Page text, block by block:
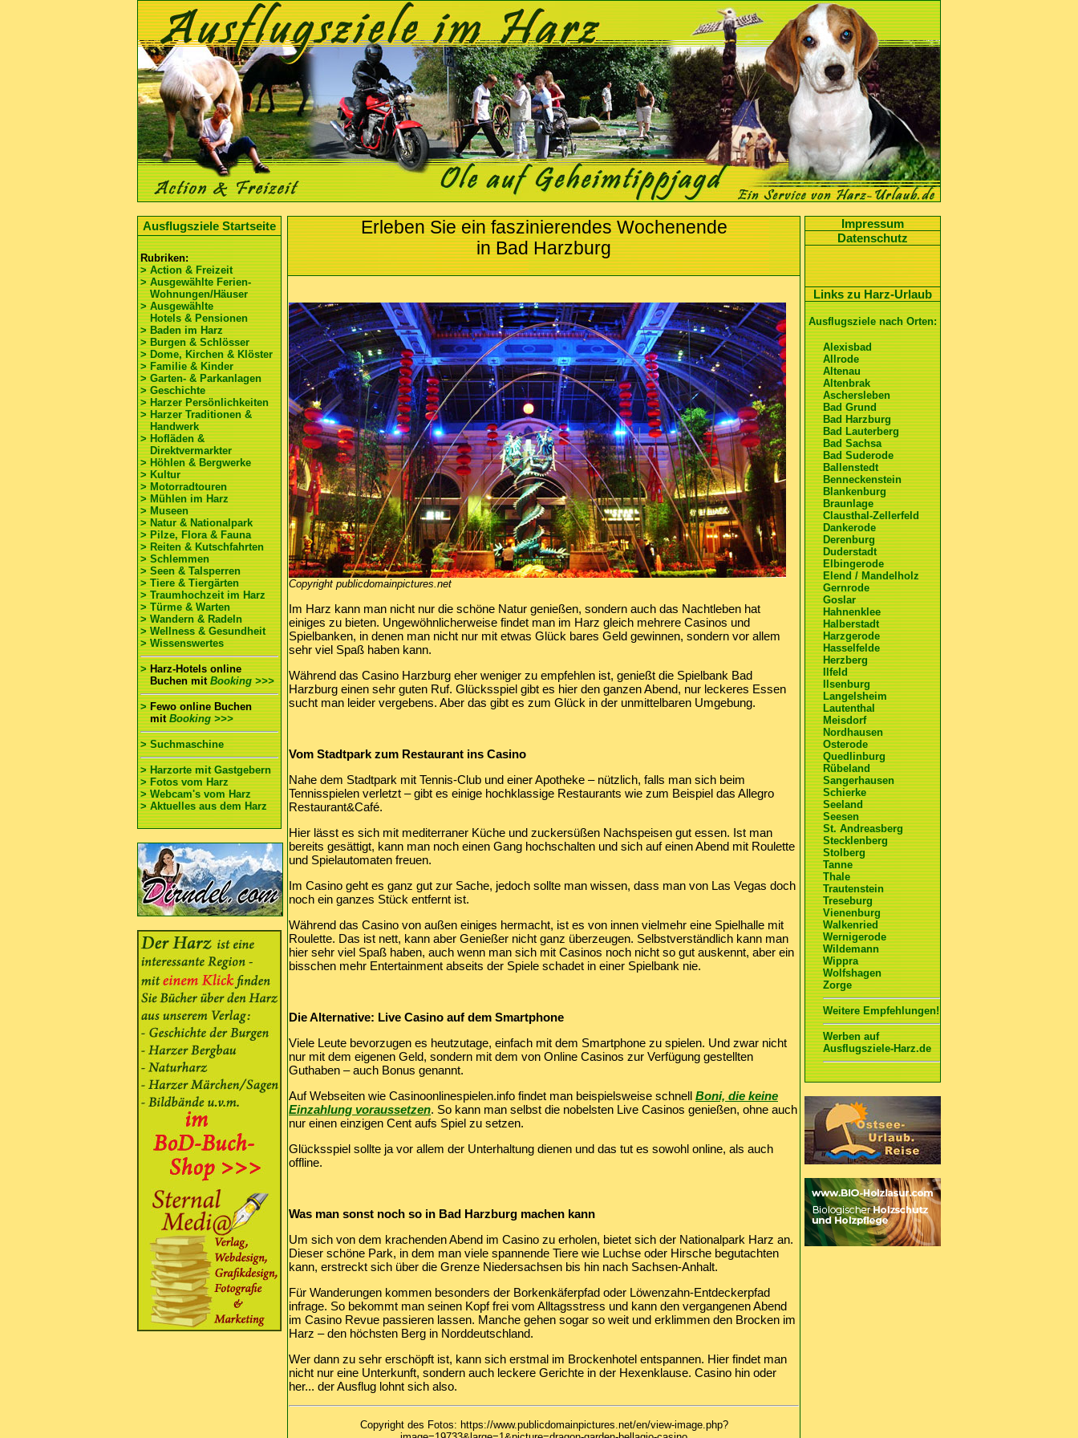
Ausflugsziele Startseite
Rubriken:
> Action & Freizeit
> Ausgewählte Ferien-
Wohnungen/Häuser
> Ausgewählte
Hotels & Pensionen
> Baden im Harz
> Burgen & Schlösser
> Dome, Kirchen & Klöster
> Familie & Kinder
> Garten- & Parkanlagen
> Geschichte
> Harzer Persönlichkeiten
> Harzer Traditionen &
Handwerk
> Hofläden &
Direktvermarkter
> Höhlen & Bergwerke
> Kultur
> Motorradtouren
> Mühlen im Harz
> Museen
> Natur & Nationalpark
> Pilze, Flora & Fauna
> Reiten & Kutschfahrten
> Schlemmen
> Seen & Talsperren
> Tiere & Tiergärten
> Traumhochzeit im Harz
> Türme & Warten
> Wandern & Radeln
> Wellness & Gesundheit
> Wissenswertes
>Harz-Hotels online
Buchen mit Booking >>>
>Fewo online Buchen
mitBooking >>>
> Suchmaschine
> Harzorte mit Gastgebern
> Fotos vom Harz
> Webcam's vom Harz
> Aktuelles aus dem Harz
Erleben Sie ein faszinierendes Wochenende
in Bad Harzburg
Copyright publicdomainpictures.net
Im Harz kann man nicht nur die schöne Natur genießen, sondern auch das Nachtleben hat
einiges zu bieten. Ungewöhnlicherweise findet man im Harz gleich mehrere Casinos und
Spielbanken, in denen man nicht nur mit etwas Glück bares Geld gewinnen, sondern vor allem
sehr viel Spaß haben kann.
Während das Casino Harzburg eher weniger zu empfehlen ist, genießt die Spielbank Bad
Harzburg einen sehr guten Ruf. Glücksspiel gibt es hier den ganzen Abend, nur leckeres Essen
sucht man leider vergebens. Aber das gibt es zum Glück in der unmittelbaren Umgebung.
Vom Stadtpark zum Restaurant ins Casino
Nahe dem Stadtpark mit Tennis-Club und einer Apotheke – nützlich, falls man sich beim
Tennisspielen verletzt – gibt es einige hochklassige Restaurants wie zum Beispiel das Allegro
Restaurant&Café.
Hier lässt es sich mit mediterraner Küche und zuckersüßen Nachspeisen gut essen. Ist man
bereits gesättigt, kann man noch einen Gang hochschalten und sich auf einen Abend mit Roulette
und Spielautomaten freuen.
Im Casino geht es ganz gut zur Sache, jedoch sollte man wissen, dass man von Las Vegas doch
noch ein ganzes Stück entfernt ist.
Während das Casino von außen einiges hermacht, ist es von innen vielmehr eine Spielhalle mit
Roulette. Das ist nett, kann aber Genießer nicht ganz überzeugen. Selbstverständlich kann man
hier sehr viel Spaß haben, auch wenn man sich mit Casinos noch nicht so gut auskennt, aber ein
bisschen mehr Entertainment abseits der Spiele schadet in einer Spielbank nie.
Die Alternative: Live Casino auf dem Smartphone
Viele Leute bevorzugen es heutzutage, einfach mit dem Smartphone zu spielen. Und zwar nicht
nur mit dem eigenen Geld, sondern mit dem von Online Casinos zur Verfügung gestellten
Guthaben – auch Bonus genannt.
Auf Webseiten wie Casinoonlinespielen.info findet man beispielsweise schnell Boni, die keine
Einzahlung voraussetzen. So kann man selbst die nobelsten Live Casinos genießen, ohne auch
nur einen einzigen Cent aufs Spiel zu setzen.
Glücksspiel sollte ja vor allem der Unterhaltung dienen und das tut es sowohl online, als auch
offline.
Was man sonst noch so in Bad Harzburg machen kann
Um sich von dem krachenden Abend im Casino zu erholen, bietet sich der Nationalpark Harz an.
Dieser schöne Park, in dem man viele spannende Tiere wie Luchse oder Hirsche begutachten
kann, erstreckt sich über die Grenze Niedersachsen bis hin nach Sachsen-Anhalt.
Für Wanderungen kommen besonders der Borkenkäferpfad oder Löwenzahn-Entdeckerpfad
infrage. So bekommt man seinen Kopf frei vom Alltagsstress und kann den vergangenen Abend
im Casino Revue passieren lassen. Manche gehen sogar so weit und erklimmen den Brocken im
Harz – den höchsten Berg in Norddeutschland.
Wer dann zu sehr erschöpft ist, kann sich erstmal im Brockenhotel entspannen. Hier findet man
nicht nur eine Unterkunft, sondern auch leckere Gerichte in der Hexenklause. Casino hin oder
her... der Ausflug lohnt sich also.
Copyright des Fotos: https://www.publicdomainpictures.net/en/view-image.php?
Impressum
Datenschutz
Links zu Harz-Urlaub
Ausflugsziele nach Orten:
Alexisbad
Allrode
Altenau
Altenbrak
Aschersleben
Bad Grund
Bad Harzburg
Bad Lauterberg
Bad Sachsa
Bad Suderode
Ballenstedt
Benneckenstein
Blankenburg
Braunlage
Clausthal-Zellerfeld
Dankerode
Derenburg
Duderstadt
Elbingerode
Elend / Mandelholz
Gernrode
Goslar
Hahnenklee
Halberstadt
Harzgerode
Hasselfelde
Herzberg
Ilfeld
Ilsenburg
Langelsheim
Lautenthal
Meisdorf
Nordhausen
Osterode
Quedlinburg
Rübeland
Sangerhausen
Schierke
Seeland
Seesen
St. Andreasberg
Stecklenberg
Stolberg
Tanne
Thale
Trautenstein
Treseburg
Vienenburg
Walkenried
Wernigerode
Wildemann
Wippra
Wolfshagen
Zorge
Weitere Empfehlungen!
Werben auf
Ausflugsziele-Harz.de